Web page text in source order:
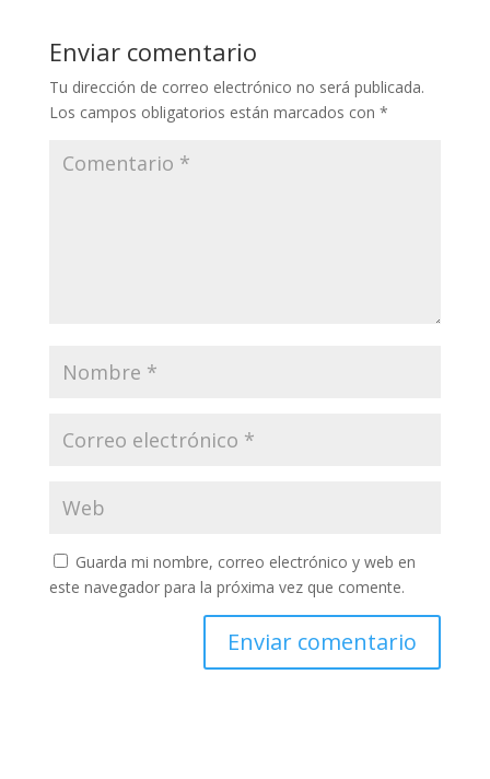
Li
n
k
o
o
k
m p
p
ti
r
Enviar comentario
Tu dirección de correo electrónico no será publicada.
Los campos obligatorios están marcados con *
Guarda mi nombre, correo electrónico y web en
este navegador para la próxima vez que comente.